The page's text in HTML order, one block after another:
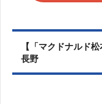
【「マクドナルド
長野